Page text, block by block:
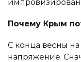
Почему Крым
С конца весны на
напряжение.